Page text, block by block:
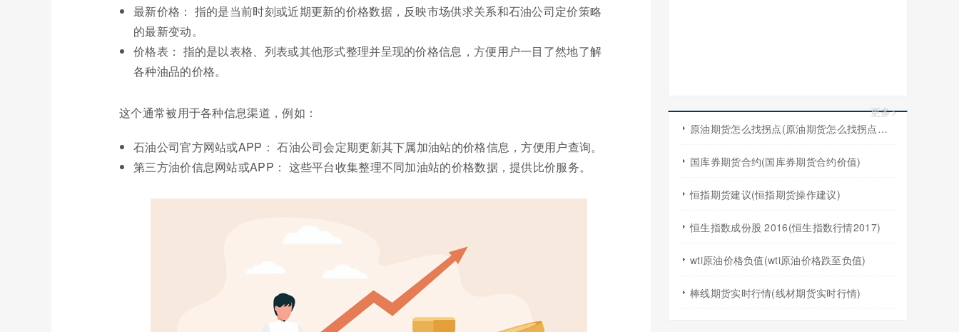
最新价格： 指的是当前时刻或近期更新的价格数据，反映市场供求关系和石油公司定价策略
的最新变动。
价格表： 指的是以表格、列表或其他形式整理并呈现的价格信息，方便用户一目了然地了解
各种油品的价格。
这个通常被用于各种信息渠道，例如：
石油公司官方网站或APP： 石油公司会定期更新其下属加油站的价格信息，方便用户查询。
第三方油价信息网站或APP： 这些平台收集整理不同加油站的价格数据，提供比价服务。
更多>
原油期货怎么找拐点(原油期货怎么找拐点交易)
国库券期货合约(国库券期货合约价值)
恒指期货建议(恒指期货操作建议)
恒生指数成份股 2016(恒生指数行情2017)
wti原油价格负值(wti原油价格跌至负值)
棒线期货实时行情(线材期货实时行情)